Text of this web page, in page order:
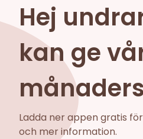
Hej
kan ge
Ladda ner appen gratis
och mer information.